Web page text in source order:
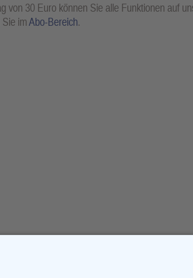
von 30 Euro können Sie alle Funktionen auf
imAbo-Bereich.